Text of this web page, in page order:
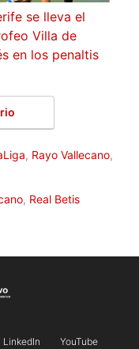
se lleva el
Villa de
en los penaltis
, Rayo Vallecano,
, Real Betis
LinkedIn
YouTube